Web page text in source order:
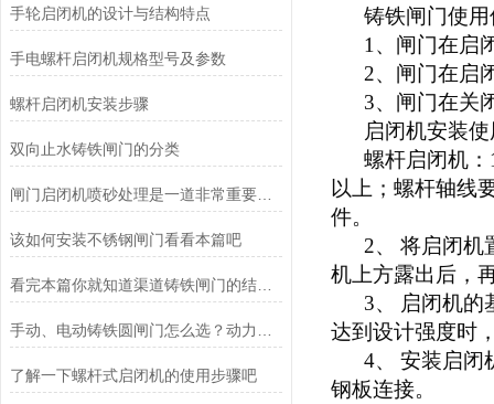
手轮启闭机的设计与结构特点
手电螺杆启闭机规格型号及参数
螺杆启闭机安装步骤
双向止水铸铁闸门的分类
闸门启闭机喷砂处理是一道非常重要的工序
该如何安装不锈钢闸门看看本篇吧
看完本篇你就知道渠道铸铁闸门的结构及原理了
了解一下螺杆式启闭机的使用步骤吧
铸铁闸门使
1 、闸门在启
2、闸门在启
3、闸门在关
启闭机安装
螺杆启闭机：
以上；螺杆轴线
件。
2、
将启闭机
机上方露出后，
3、
启闭机的
达到设计强度时
4、
安装启闭
钢板连接。